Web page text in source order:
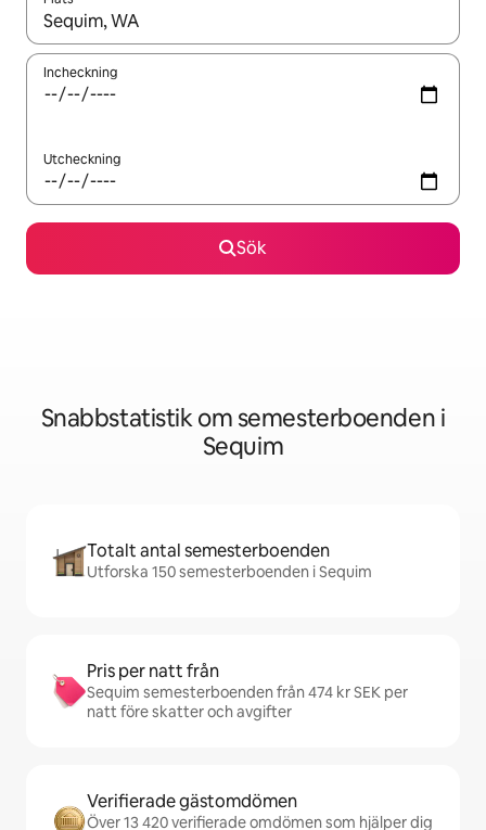
När resultaten är tillgängliga kan du navigera med upp- och
Incheckning
Utcheckning
Sök
Snabbstatistik om semesterboenden i
Sequim
Totalt antal semesterboenden
Utforska 150 semesterboenden i Sequim
Pris per natt från
Sequim semesterboenden från 474 kr SEK per
natt före skatter och avgifter
Verifierade gästomdömen
Över 13 420 verifierade omdömen som hjälper dig